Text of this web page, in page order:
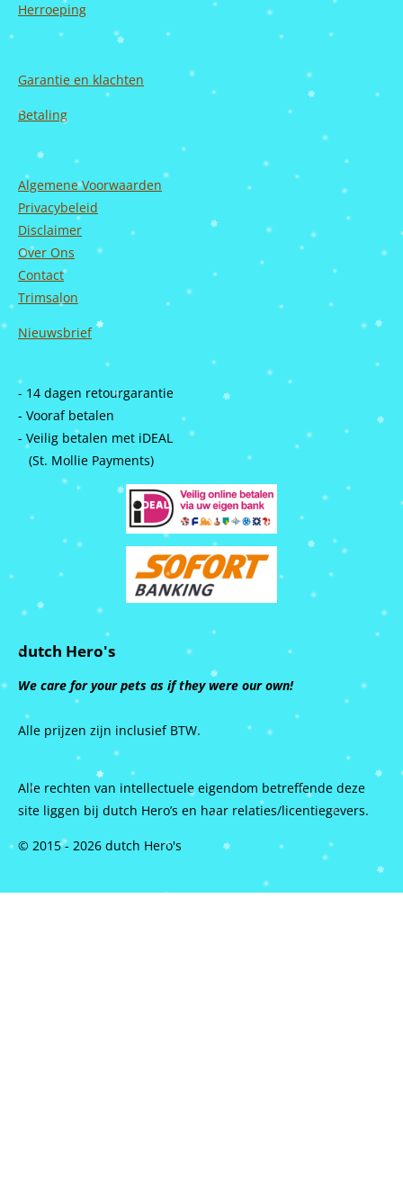
Herroeping
Garantie en klachten
Betaling
Algemene Voorwaarden
Privacybeleid
Disclaimer
Over Ons
Contact
Trimsalon
Nieuwsbrief
- 14 dagen retourgarantie
- Vooraf betalen
- Veilig betalen met iDEAL
(St. Mollie Payments)
dutch Hero's
We care for your pets as if they were our own!
Alle prijzen zijn inclusief BTW.
Alle rechten van intellectuele eigendom betreffende deze
site liggen bij dutch Hero’s en haar relaties/licentiegevers.
© 2015 - 2026 dutch Hero's